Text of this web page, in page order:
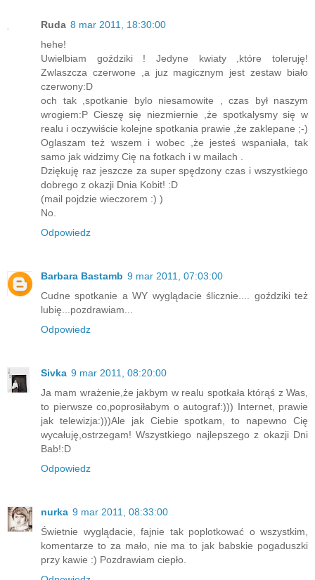
Ruda 8 mar 2011, 18:30:00
hehe!
Uwielbiam goździki ! Jedyne kwiaty ,które toleruję!
Zwlaszcza czerwone ,a juz magicznym jest zestaw biało
czerwony:D
och tak ,spotkanie bylo niesamowite , czas był naszym
wrogiem:P Cieszę się niezmiernie ,że spotkalysmy się w
realu i oczywiście kolejne spotkania prawie ,że zaklepane ;-)
Oglaszam też wszem i wobec ,że jesteś wspaniała, tak
samo jak widzimy Cię na fotkach i w mailach .
Dziękuję raz jeszcze za super spędzony czas i wszystkiego
dobrego z okazji Dnia Kobit! :D
(mail pojdzie wieczorem :) )
No.
Odpowiedz
Barbara Bastamb 9 mar 2011, 07:03:00
Cudne spotkanie a WY wyglądacie ślicznie.... goździki też
lubię...pozdrawiam...
Odpowiedz
Sivka 9 mar 2011, 08:20:00
Ja mam wrażenie,że jakbym w realu spotkała którąś z Was,
to pierwsze co,poprosiłabym o autograf:))) Internet, prawie
jak telewizja:)))Ale jak Ciebie spotkam, to napewno Cię
wycałuję,ostrzegam! Wszystkiego najlepszego z okazji Dni
Bab!:D
Odpowiedz
nurka 9 mar 2011, 08:33:00
Świetnie wyglądacie, fajnie tak poplotkować o wszystkim,
komentarze to za mało, nie ma to jak babskie pogaduszki
przy kawie :) Pozdrawiam ciepło.